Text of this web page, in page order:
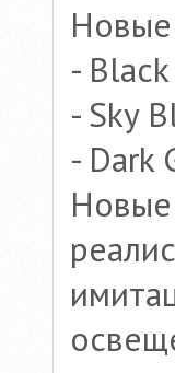
Новые
-
- Sky
- Dark
Новые